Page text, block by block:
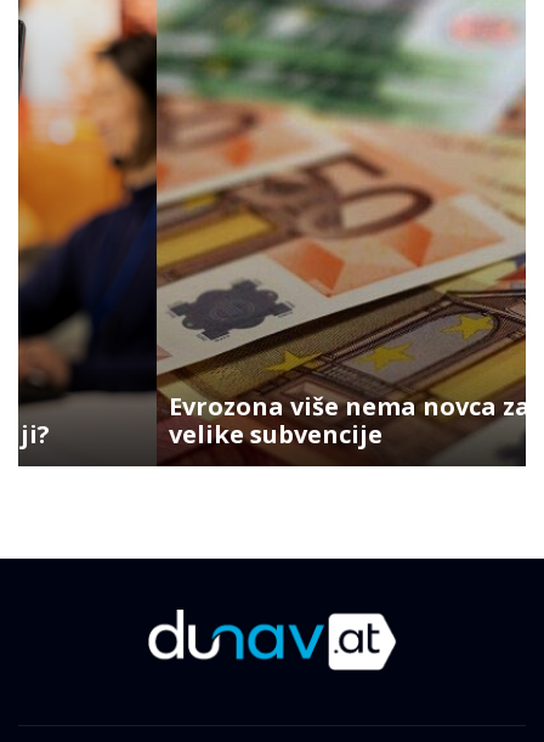
Evrozona više nema novca za
velike subvencije